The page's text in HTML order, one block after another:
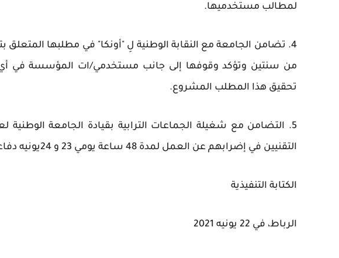
لمطالب مستخدميها.
4. تضامن الجامعة مع النقابة الوطنية لِ "أونكا" في مطلبها المتعلق
من سنتين وتؤكد وقوفها إلى جانب مستخدمي/ات المؤسسة في
تحقيق هذا المطلب المشروع.
5. التضامن مع شغيلة الجماعات الترابية بقيادة الجامعة
التقنيين في إضرابهم عن العمل لمدة 48 ساعة يومي 23 و 24يونيه دفاعاً عن مطالبهم المشروعة.
الكتابة التنفيذية
الرباط، في 22 يونيه 2021